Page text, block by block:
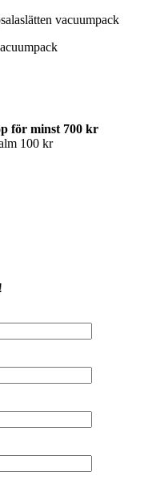
vacuumpack
för minst 700 kr
100 kr